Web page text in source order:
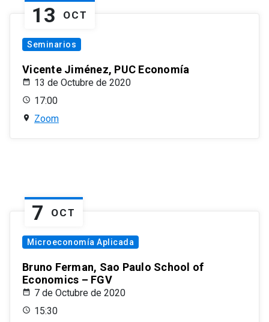
13 OCT
Seminarios
Vicente Jiménez, PUC Economía
13 de Octubre de 2020
17:00
Zoom
7 OCT
Microeconomía Aplicada
Bruno Ferman, Sao Paulo School of
Economics – FGV
7 de Octubre de 2020
15:30